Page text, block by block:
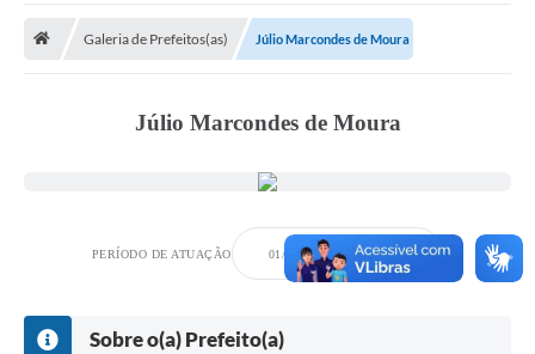
Prefeitura
PLANO DIRETOR DO MUNICÍPIO DE GARÇA
Galeria de Prefeitos(as) Júlio Marcondes de Moura
Júlio Marcondes de Moura
PERÍODO DE ATUAÇÃO 01/02/1983 31/12/1988
Sobre o(a) Prefeito(a)